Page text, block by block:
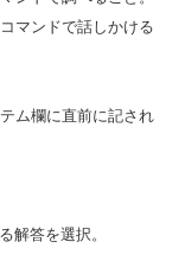
マンドで話しかける
ム欄に直前に記され
解答を選択。